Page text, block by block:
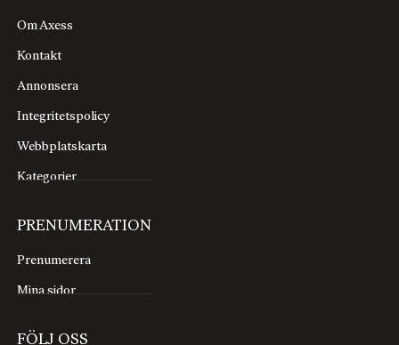
Om Axess
Kontakt
Annonsera
Integritetspolicy
Webbplatskarta
Kategorier
PRENUMERATION
Prenumerera
Mina sidor
FÖLJ OSS